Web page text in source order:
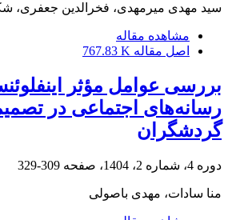
سید مهدی میرمهدی، فخرالدین جعفری،
مشاهده مقاله
اصل مقاله 767.83 K
بررسی عوامل مؤثر
رسانه‌های اجتماعی در
گردشگران
دوره 4، شماره 2، 1404، صفحه 309-329
منا سادات، مهدی باصولی